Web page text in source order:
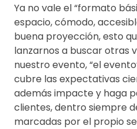
Ya no vale el “formato
espacio, cómodo,
buena proyección, esto
lanzarnos a buscar otras
nuestro evento, “el
cubre las expectativas
además impacte y haga
clientes, dentro siempre
marcadas por el propio